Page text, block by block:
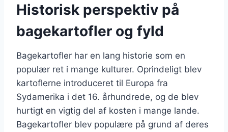
Historisk perspektiv på
bagekartofler og fyld
Bagekartofler har en lang historie som en
populær ret i mange kulturer. Oprindeligt blev
kartoflerne introduceret til Europa fra
Sydamerika i det 16. århundrede, og de blev
hurtigt en vigtig del af kosten i mange lande.
Bagekartofler blev populære på grund af deres